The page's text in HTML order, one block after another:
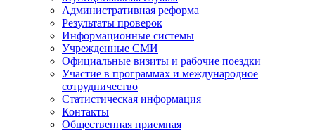
Административная реформа
Результаты проверок
Информационные системы
Учрежденные СМИ
Официальные визиты и рабочие поездки
Участие в программах и международное
сотрудничество
Статистическая информация
Контакты
Общественная приемная